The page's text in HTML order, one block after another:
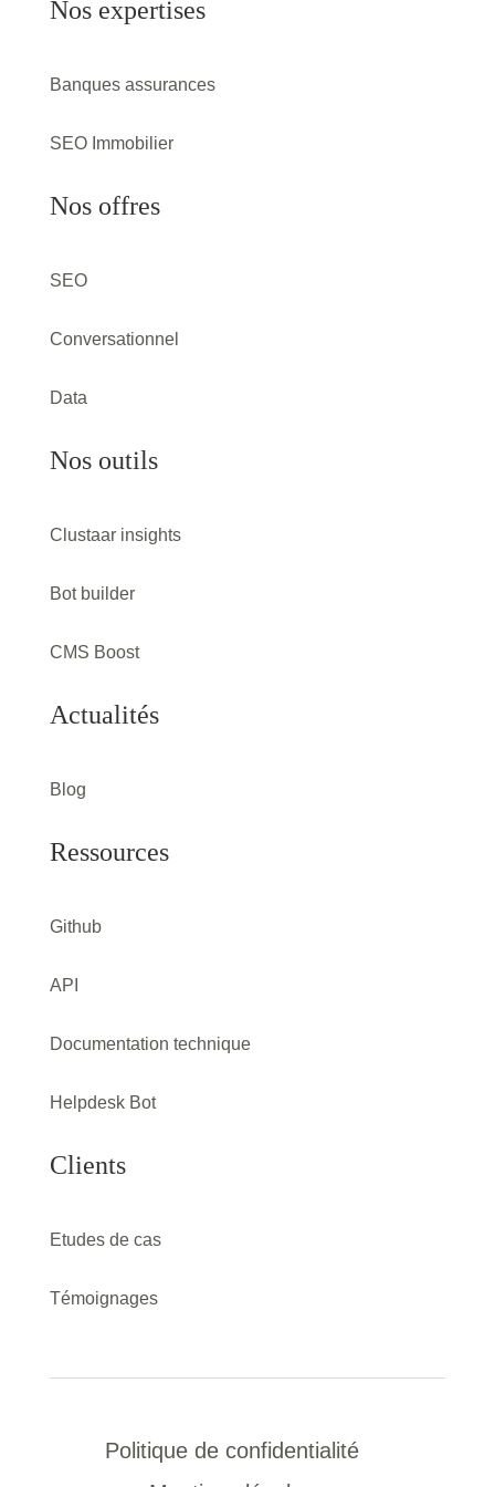
Nos expertises
Banques assurances
SEO Immobilier
Nos offres
SEO
Conversationnel
Data
Nos outils
Clustaar insights
Bot builder
CMS Boost
Actualités
Blog
Ressources
Github
API
Documentation technique
Helpdesk Bot
Clients
Etudes de cas
Témoignages
Politique de confidentialité